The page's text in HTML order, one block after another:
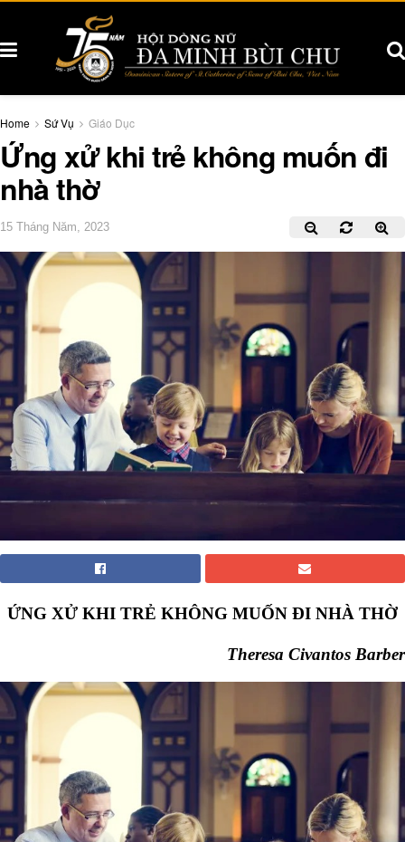
Home Sứ Vụ Giáo Dục
Ứng xử khi trẻ không muốn đi
nhà thờ
15 Tháng Năm, 2023
ỨNG XỬ KHI TRẺ KHÔNG MUỐN ĐI NHÀ THỜ
Theresa Civantos Barber